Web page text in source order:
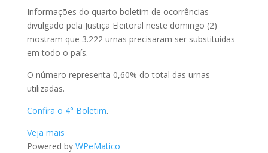
Informações do quarto boletim de ocorrências
divulgado pela Justiça Eleitoral neste domingo (2)
mostram que 3.222 urnas precisaram ser substituídas
em todo o país.
O número representa 0,60% do total das urnas
utilizadas.
Confira o 4° Boletim.
Veja mais
Powered by WPeMatico